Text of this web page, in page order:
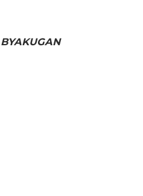
BYAKUGAN